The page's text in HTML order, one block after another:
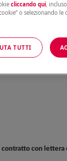
8 cifre, codice
con
cliccando qui,
o selezionando le
TUTTI